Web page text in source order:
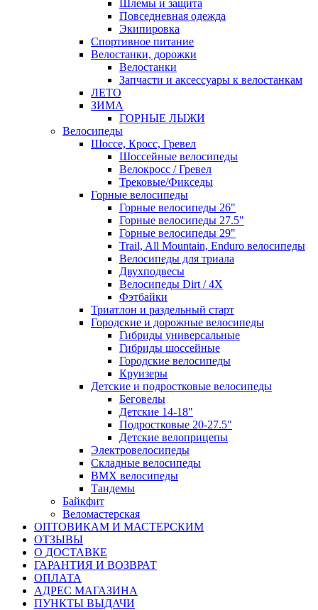
Шлемы и защита
Повседневная одежда
Экипировка
Спортивное питание
Велостанки, дорожки
Велостанки
Запчасти и аксессуары к велостанкам
ЛЕТО
ЗИМА
ГОРНЫЕ ЛЫЖИ
Велосипеды
Шоссе, Кросс, Гревел
Шоссейные велосипеды
Велокросс / Гревел
Трековые/Фикседы
Горные велосипеды
Горные велосипеды 26"
Горные велосипеды 27.5"
Горные велосипеды 29"
Trail, All Mountain, Enduro велосипеды
Велосипеды для триала
Двухподвесы
Велосипеды Dirt / 4X
Фэтбайки
Триатлон и раздельный старт
Городские и дорожные велосипеды
Гибриды универсальные
Гибриды шоссейные
Городские велосипеды
Круизеры
Детские и подростковые велосипеды
Беговелы
Детские 14-18"
Подростковые 20-27.5"
Детские велоприцепы
Электровелосипеды
Складные велосипеды
BMX велосипеды
Тандемы
Байкфит
Веломастерская
ОПТОВИКАМ И МАСТЕРСКИМ
ОТЗЫВЫ
О ДОСТАВКЕ
ГАРАНТИЯ И ВОЗВРАТ
ОПЛАТА
АДРЕС МАГАЗИНА
ПУНКТЫ ВЫДАЧИ